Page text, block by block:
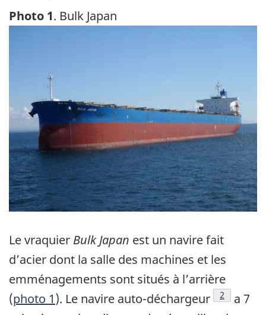
Photo 1. Bulk Japan
Le vraquier Bulk Japan est un navire fait
d’acier dont la salle des machines et les
emménagements sont situés à l’arrière
(photo 1). Le navire auto-déchargeur Note de
2
a 7